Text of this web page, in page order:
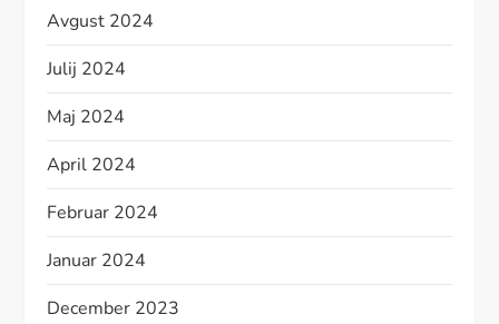
Avgust 2024
Julij 2024
Maj 2024
April 2024
Februar 2024
Januar 2024
December 2023